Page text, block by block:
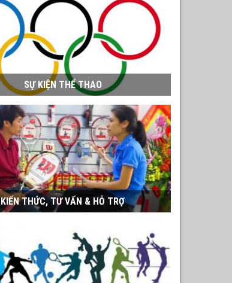
SỰ KIỆN THỂ THAO
KIẾN THỨC, TƯ VẤN & HỖ TRỢ